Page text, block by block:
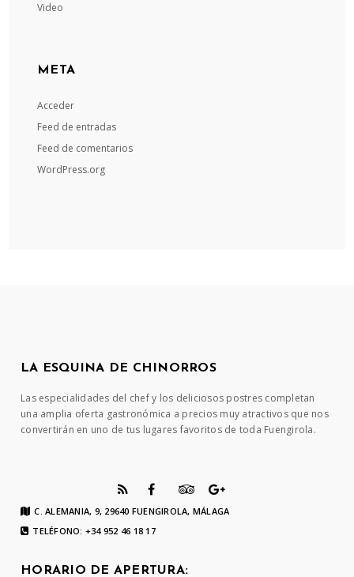
Video
META
Acceder
Feed de entradas
Feed de comentarios
WordPress.org
LA ESQUINA DE CHINORROS
Las especialidades del chef y los deliciosos postres completan
una amplia oferta gastronómica a precios muy atractivos que nos
convertirán en uno de tus lugares favoritos de toda Fuengirola.
C. ALEMANIA, 9, 29640 FUENGIROLA, MÁLAGA
TELÉFONO: +34 952 46 18 17
HORARIO DE APERTURA: